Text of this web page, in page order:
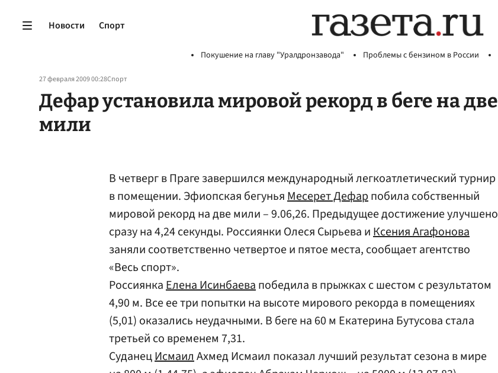
Новости Спорт
Покушение на главу "Уралдронзавода" Проблемы с бензином в России
27 февраля 2009 00:28Спорт
Дефар установила мировой рекорд в беге на две
мили
В четверг в Праге завершился международный легкоатлетический турнир
в помещении. Эфиопская бегуньяМесерет Дефарпобила собственный
мировой рекорд на две мили – 9.06,26. Предыдущее достижение улучшено
сразу на 4,24 секунды. Россиянки Олеся Сырьева иКсения Агафонова
заняли соответственно четвертое и пятое места, сообщает агентство
«Весь спорт».
РоссиянкаЕлена Исинбаевапобедила в прыжках с шестом с результатом
4,90 м. Все ее три попытки на высоте мирового рекорда в помещениях
(5,01) оказались неудачными. В беге на 60 м Екатерина Бутусова стала
третьей со временем 7,31.
СуданецИсмаилАхмед Исмаил показал лучший результат сезона в мире